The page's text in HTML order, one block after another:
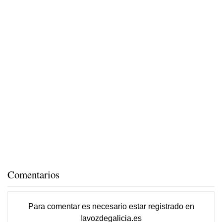
Comentarios
Para comentar es necesario estar registradoen
lavozdegalicia.es